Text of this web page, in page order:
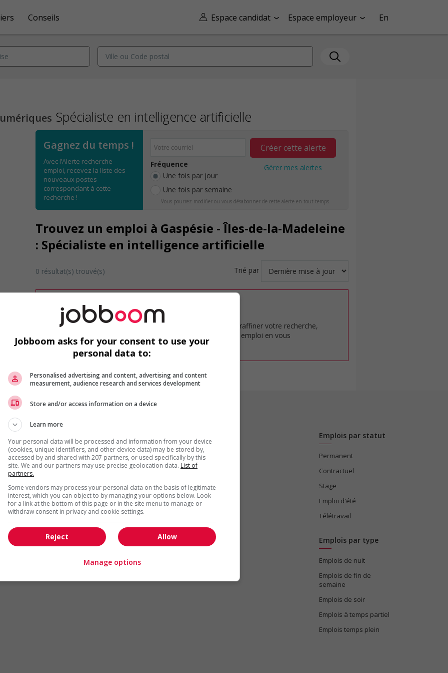
Espace candidat Espace employeur En
Conseils
Spécialiste en intelligence artificielle
Gagnez du temps !
Avec l’Alerte recherche-
emploi, recevez la liste des
nouveaux postes
correspondant à cette
recherche !
Fréquence
Une fois par jour
Une fois par semaine
Créer cette alerte
Gérer mes alertes
Vous pourrez modifier ou vous désabonner de cette alerte en tout temps.
Trouvez un emploi à Gaspésie - Îles-de-la-Madeleine
: Spécialiste en intelligence artificielle
0 résultat(s) trouvé(s) Trié par
Désolé, cette recherche n'a produit aucun résultat.
Veuillez faire une nouvelle recherche.
Vous pouvez en tout temps utiliser nos outils pour raffiner votre recherche,
ou chercher un poste selon votre profil d'intérêt en emploi en vous
inscrivantcomme membre Jobboom.
Arts et métiers de la mode Automobile et transport
Cadres supérieurs
Commerce / Offres de services
Comptabilité / Assurance
Construction / Manutention
Droit
Ingénierie / Sciences
Marketing / Communication
Ressources humaines
Tourisme / Hôtellerie
Santé
Emplois par statut
Permanent
Contractuel
Stage
Emploi d'été
Télétravail
Emplois par type
Emplois de nuit
Emplois de fin de
semaine
Emplois de soir
Emplois à temps partiel
Emplois temps plein
Jobboom asks for your consent to use your
personal data to:
Personalised advertising and content, advertising and content
measurement, audience research and services development
Store and/or access information on a device
Learn more
Your personal data will be processed and information from your device
(cookies, unique identifiers, and other device data) may be stored by,
accessed by and shared with 207 partners, or used specifically by this
site. We and our partners may use precise geolocation data. List of
partners.
Some vendors may process your personal data on the basis of legitimate
interest, which you can object to by managing your options below. Look
for a link at the bottom of this page or in the site menu to manage or
withdraw consent in privacy and cookie settings.
Allow
Reject
Manage options